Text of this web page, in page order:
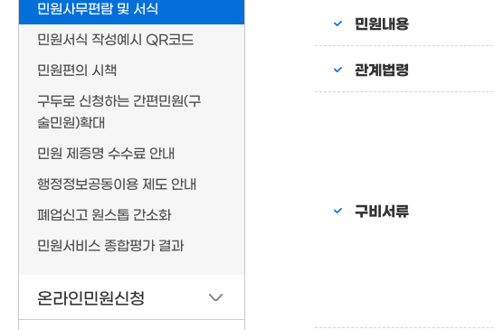
민원사무편람 및 서식
민원서식 작성예시 QR코드
민원편의 시책
구두로 신청하는 간편민원(구
술민원)확대
민원 제증명 수수료 안내
행정정보공동이용 제도 안내
폐업신고 원스톱 간소화
민원서비스 종합평가 결과
온라인민원신청
민원내용
관계법령
구비서류